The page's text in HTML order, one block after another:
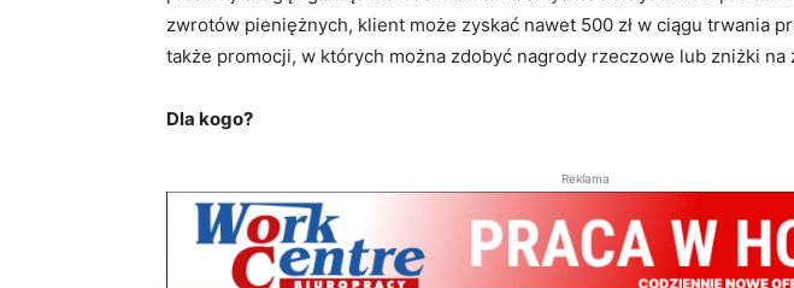
zwrotów pieniężnych, klient może zyskać nawet 500 zł w ciągu trwania
także promocji, w których można zdobyć nagrody rzeczowe lub zniżki na
Dla kogo?
Reklama